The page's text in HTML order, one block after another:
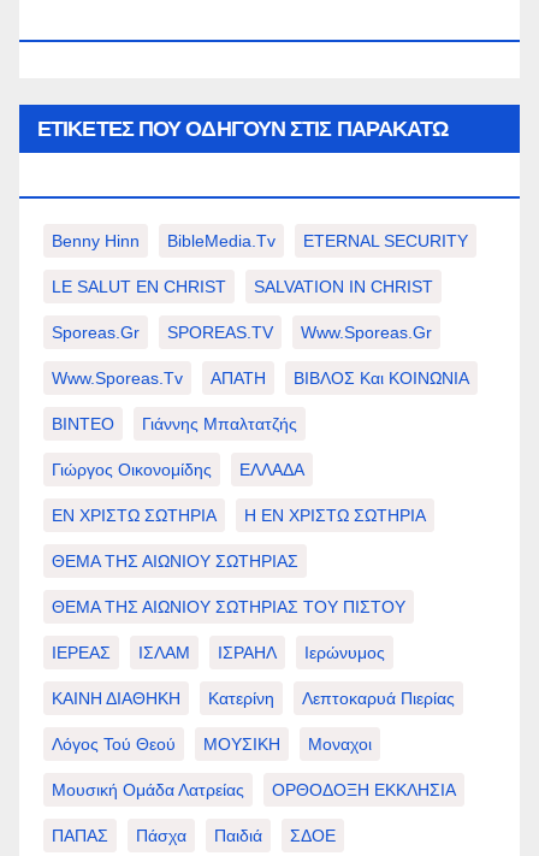
ΕΤΙΚΈΤΕΣ ΠΟΥ ΟΔΗΓΟΎΝ ΣΤΙΣ ΠΑΡΑΚΆΤΩ
Benny Hinn BibleMedia.tv ETERNAL SECURITY
LE SALUT EN CHRIST SALVATION IN CHRIST
Sporeas.gr SPOREAS.TV Www.sporeas.gr
Www.sporeas.tv ΑΠΑΤΗ ΒΙΒΛΟΣ Και ΚΟΙΝΩΝΙΑ
ΒΙΝΤΕΟ Γιάννης Μπαλτατζής
Γιώργος Οικονομίδης ΕΛΛΑΔΑ
ΕΝ ΧΡΙΣΤΩ ΣΩΤΗΡΙΑ Η ΕΝ ΧΡΙΣΤΩ ΣΩΤΗΡΙΑ
ΘΕΜΑ ΤΗΣ ΑΙΩΝΙΟΥ ΣΩΤΗΡΙΑΣ
ΘΕΜΑ ΤΗΣ ΑΙΩΝΙΟΥ ΣΩΤΗΡΙΑΣ ΤΟΥ ΠΙΣΤΟΥ
ΙΕΡΕΑΣ ΙΣΛΑΜ ΙΣΡΑΗΛ Ιερώνυμος
ΚΑΙΝΗ ΔΙΑΘΗΚΗ Κατερίνη Λεπτοκαρυά Πιερίας
Λόγος Τού Θεού ΜΟΥΣΙΚΗ Μοναχοι
Μουσική Ομάδα Λατρείας ΟΡΘΟΔΟΞΗ ΕΚΚΛΗΣΙΑ
ΠΑΠΑΣ Πάσχα Παιδιά ΣΔΟΕ